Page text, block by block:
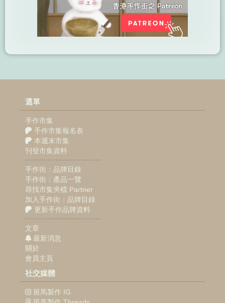
選單
手作市集
手作市集報名表
本週末市集
刊登市集資料
手作街：品牌目錄
手作街：產品一覽
尋找市集夾檔 Partner
加入手作街：品牌目錄
更新手作品牌資料
文章
最新消息
關於
會員主頁
社交媒體
斑馬製作 IG